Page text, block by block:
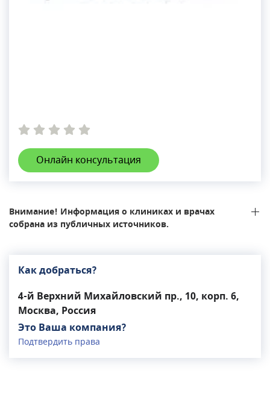
Онлайн консультация
Внимание! Информация о клиниках и врачах
собрана из публичных источников.
Как добраться?
4-й Верхний Михайловский пр., 10, корп. 6,
Москва, Россия
Это Ваша компания?
Подтвердить права